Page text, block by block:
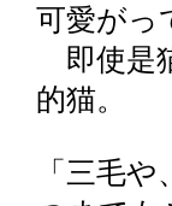
可愛がっ
即使是
的猫。
「三毛